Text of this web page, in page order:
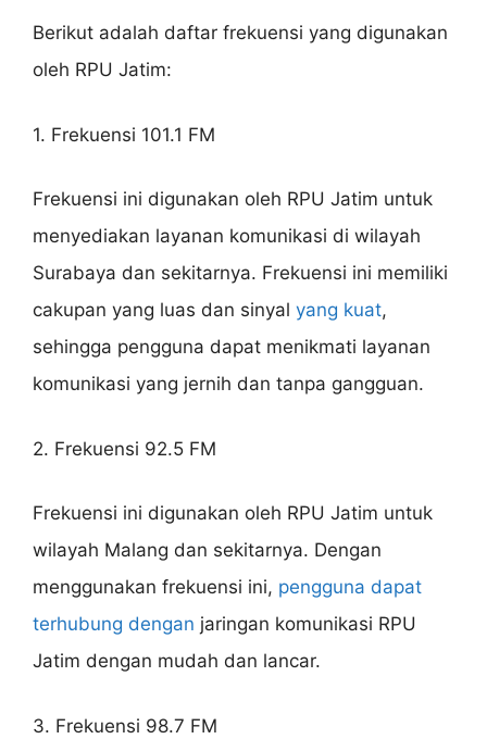
Berikut adalah daftar frekuensi yang digunakan
oleh RPU Jatim:
1. Frekuensi 101.1 FM
Frekuensi ini digunakan oleh RPU Jatim untuk
menyediakan layanan komunikasi di wilayah
Surabaya dan sekitarnya. Frekuensi ini memiliki
cakupan yang luas dan sinyal yang kuat,
sehingga pengguna dapat menikmati layanan
komunikasi yang jernih dan tanpa gangguan.
2. Frekuensi 92.5 FM
Frekuensi ini digunakan oleh RPU Jatim untuk
wilayah Malang dan sekitarnya. Dengan
menggunakan frekuensi ini, pengguna dapat
terhubung dengan jaringan komunikasi RPU
Jatim dengan mudah dan lancar.
3. Frekuensi 98.7 FM